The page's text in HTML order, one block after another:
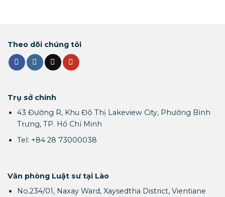
Theo dõi chúng tôi
Trụ sở chính
43 Đường R, Khu Đô Thị Lakeview City, Phường Bình
Trưng, TP. Hồ Chí Minh
Tel: +84 28 73000038
Văn phòng Luật sư tại Lào
No.234/01, Naxay Ward, Xaysedtha District, Vientiane